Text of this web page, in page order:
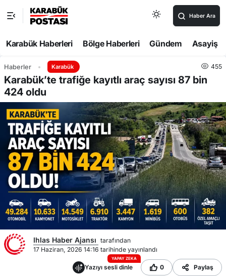
Haber Ara
Karabük Haberleri Bölge Haberleri Gündem Asayiş
Haberler Karabük 455
Karabük’te trafiğe kayıtlı araç sayısı 87 bin
424 oldu
Ihlas Haber Ajansı tarafından
17 Haziran, 2026 14:16 tarihinde yayınlandı
YAPAY ZEKA
Yazıyı sesli dinle 0 Paylaş